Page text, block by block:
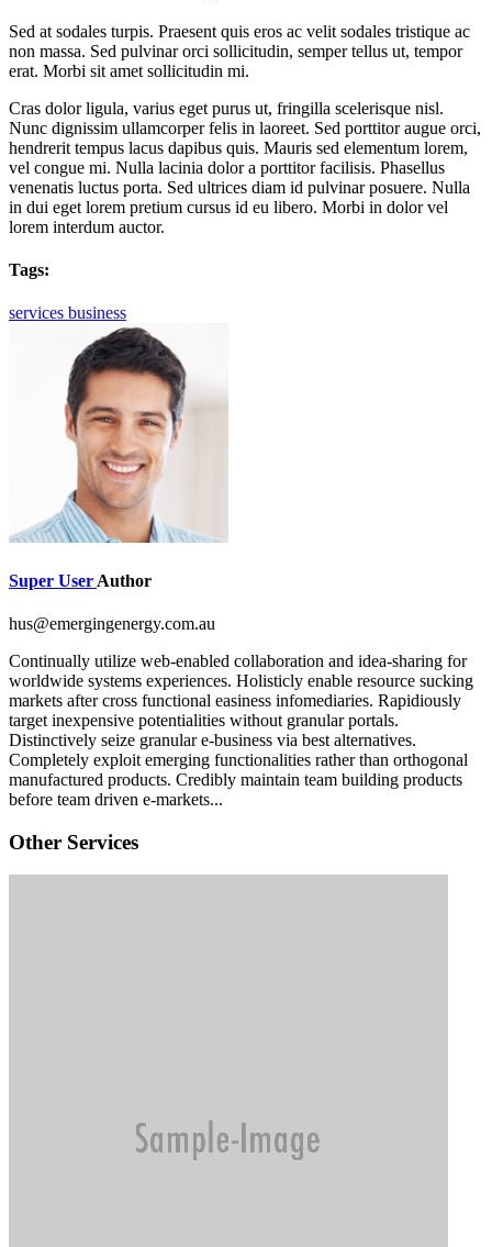
Sed at sodales turpis. Praesent quis eros ac velit sodales tristique ac
non massa. Sed pulvinar orci sollicitudin, semper tellus ut, tempor
erat. Morbi sit amet sollicitudin mi.
Cras dolor ligula, varius eget purus ut, fringilla scelerisque nisl.
Nunc dignissim ullamcorper felis in laoreet. Sed porttitor augue orci,
hendrerit tempus lacus dapibus quis. Mauris sed elementum lorem,
vel congue mi. Nulla lacinia dolor a porttitor facilisis. Phasellus
venenatis luctus porta. Sed ultrices diam id pulvinar posuere. Nulla
in dui eget lorem pretium cursus id eu libero. Morbi in dolor vel
lorem interdum auctor.
Tags:
services business
Super User Author
hus@emergingenergy.com.au
Continually utilize web-enabled collaboration and idea-sharing for
worldwide systems experiences. Holisticly enable resource sucking
markets after cross functional easiness infomediaries. Rapidiously
target inexpensive potentialities without granular portals.
Distinctively seize granular e-business via best alternatives.
Completely exploit emerging functionalities rather than orthogonal
manufactured products. Credibly maintain team building products
before team driven e-markets...
Other Services